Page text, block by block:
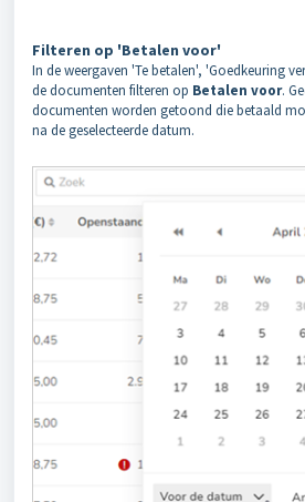
Filteren op 'Betalen voor'
In de weergaven 'Te betalen', 'Goedkeuring
de documenten filteren op Betalen voor.
documenten worden getoond die betaald
na de geselecteerde datum.